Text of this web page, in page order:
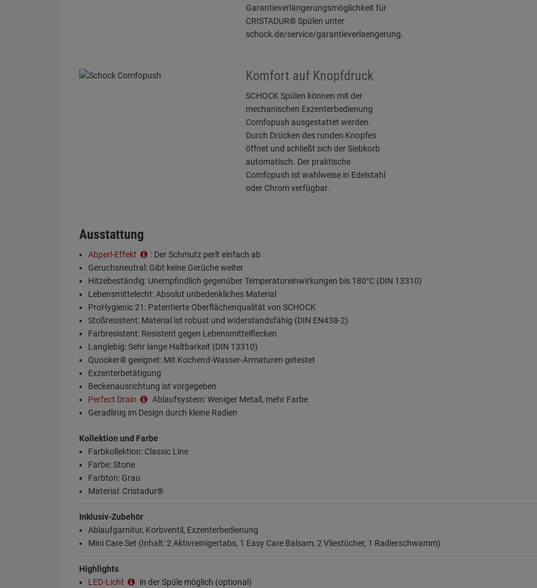
Garantieverlängerungsmöglichkeit für
CRISTADUR® Spülen unter
schock.de/service/garantieverlaengerung.
Komfort auf Knopfdruck
SCHOCK Spülen können mit der
mechanischen Exzenterbedienung
Comfopush ausgestattet werden.
Durch Drücken des runden Knopfes
öffnet und schließt sich der Siebkorb
automatisch. Der praktische
Comfopush ist wahlweise in Edelstahl
oder Chrom verfügbar.
Ausstattung
Abperl-Effekt
: Der Schmutz perlt einfach ab
Geruchsneutral: Gibt keine Gerüche weiter
Hitzebeständig: Unempfindlich gegenüber Temperatureinwirkungen bis 180°C (DIN 13310)
Lebensmittelecht: Absolut unbedenkliches Material
ProHygienic 21: Patentierte Oberflächenqualität von SCHOCK
Stoßresistent: Material ist robust und widerstandsfähig (DIN EN438-2)
Farbresistent: Resistent gegen Lebensmittelflecken
Langlebig: Sehr lange Haltbarkeit (DIN 13310)
Quooker® geeignet: Mit Kochend-Wasser-Armaturen getestet
Exzenterbetätigung
Beckenausrichtung ist vorgegeben
Perfect Drain
Ablaufsystem: Weniger Metall, mehr Farbe
Geradlinig im Design durch kleine Radien
Kollektion und Farbe
Farbkollektion: Classic Line
Farbe: Stone
Farbton: Grau
Material: Cristadur®
Inklusiv-Zubehör
Ablaufgarnitur, Korbventil, Exzenterbedienung
Mini Care Set (Inhalt: 2 Aktivreinigertabs, 1 Easy Care Balsam, 2 Vliestücher, 1 Radierschwamm)
Highlights
LED-Licht
in der Spüle möglich (optional)